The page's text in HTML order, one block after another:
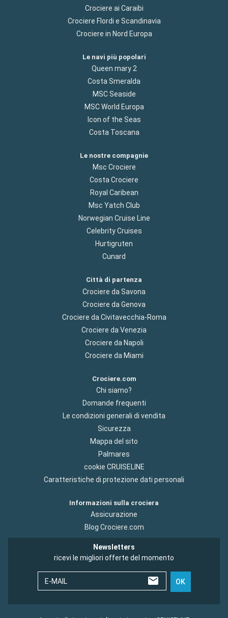
Crociere ai Caraibi
Crociere Flordi e Scandinavia
Crociere in Nord Europa
Le navi più popolari
Queen mary 2
Costa Smeralda
MSC Seaside
MSC World Europa
Icon of the Seas
Costa Toscana
Le nostre compagnie
Msc Crociere
Costa Crociere
Royal Caribean
Msc Yatch Club
Norwegian Cruise Line
Celebrity Cruises
Hurtigruten
Cunard
Città di partenza
Crociere da Savona
Crociere da Genova
Crociere da Civitavecchia-Roma
Crociere da Venezia
Crociere da Napoli
Crociere da Miami
Crociere.com
Chi siamo?
Domande frequenti
Le condizioni generali di vendita
Sicurezza
Mappa del sito
Palmares
cookie CRUISELINE
Caratteristiche di protezione dati personali
Informazioni sulla crociera
Assicurazione
Blog Crociere.com
Newsletters
ricevi le migliori offerte del momento
E-MAIL OK